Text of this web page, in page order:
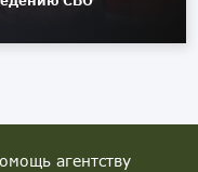
агентству